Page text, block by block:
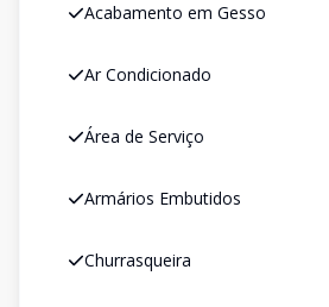
Acabamento em Gesso
Ar Condicionado
Área de Serviço
Armários Embutidos
Churrasqueira